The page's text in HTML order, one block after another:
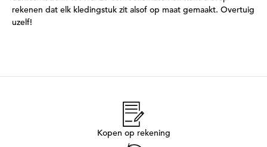
rekenen dat elk kledingstuk zit alsof op maat gemaakt. Overtuig
uzelf!
Kopen op rekening